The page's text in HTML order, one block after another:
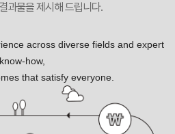
과물을 제시해 드립니다.
across diverse fields and expert
know-how,
that satisfy everyone.